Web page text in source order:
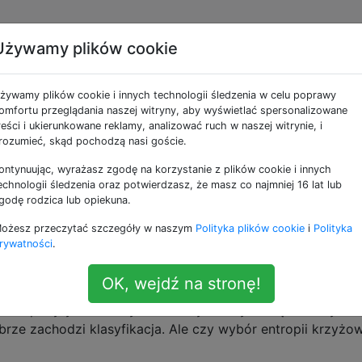
krzyżowa stała się
straty, a nie
Leiblera?
z dywergencją KL plus entropia rozkładu celu. KL
co wydaje mi się bardziej intuicyjne niż entropia
krzyżowa znajduje się w meczu.
więcej informacji, z wyjątkiem tego, że ludzki pogląd
pozytywne. Oczywiście zwykle używa się metody
zachodzi klasyfikacja. Ale czy wybór entropii
plików cookie
plików cookie i innych technologii śledzenia w celu poprawy
przeglądania naszej witryny, aby wyświetlać spersonalizowane
i ukierunkowane reklamy, analizować ruch w naszej witrynie, i
skąd pochodzą nasi goście.
wyrażasz zgodę na korzystanie z plików cookie i innych
śledzenia oraz potwierdzasz, że masz co najmniej 16 lat lub
rodzica lub opiekuna.
przeczytać szczegóły w naszym Polityka plików cookie i Polityka
.
OK, wejdź na stronę!